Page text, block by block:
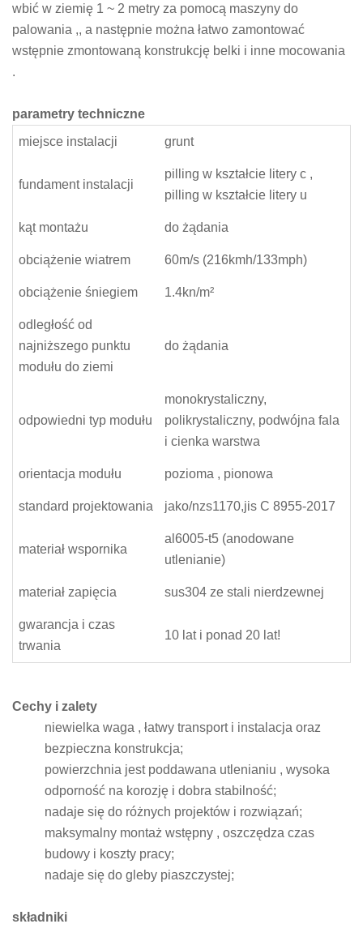
wbić w ziemię 1 ~ 2 metry za pomocą maszyny do
palowania ,, a następnie można łatwo zamontować
wstępnie zmontowaną konstrukcję belki i inne mocowania
.
parametry techniczne
miejsce instalacji
grunt
fundament instalacji
pilling w kształcie litery c ,
pilling w kształcie litery u
kąt montażu do żądania
obciążenie wiatrem 60m/s (216kmh/133mph)
obciążenie śniegiem 1.4kn/m²
odległość od
najniższego punktu
modułu do ziemi
do żądania
odpowiedni typ modułu
monokrystaliczny,
polikrystaliczny, podwójna fala
i cienka warstwa
orientacja modułu pozioma , pionowa
standard projektowania jako/nzs1170,jis C 8955-2017
materiał wspornika
al6005-t5 (anodowane
utlenianie)
materiał zapięcia sus304 ze stali nierdzewnej
gwarancja i czas
trwania
10 lat i ponad 20 lat!
Cechy i zalety
niewielka waga , łatwy transport i instalacja oraz
bezpieczna konstrukcja;
powierzchnia jest poddawana utlenianiu , wysoka
odporność na korozję i dobra stabilność;
nadaje się do różnych projektów i rozwiązań;
maksymalny montaż wstępny , oszczędza czas
budowy i koszty pracy;
nadaje się do gleby piaszczystej;
składniki